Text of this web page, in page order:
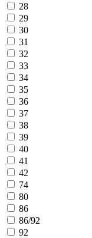
28
29
30
31
32
33
34
35
36
37
38
39
40
41
42
74
80
86
86/92
92